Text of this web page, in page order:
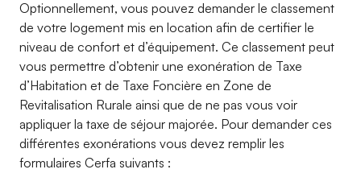
Optionnellement, vous pouvez demander le classement
de votre logement mis en location afin de certifier le
niveau de confort et d’équipement. Ce classement peut
vous permettre d’obtenir une exonération de Taxe
d’Habitation et de Taxe Foncière en Zone de
Revitalisation Rurale ainsi que de ne pas vous voir
appliquer la taxe de séjour majorée. Pour demander ces
différentes exonérations vous devez remplir les
formulaires Cerfa suivants :